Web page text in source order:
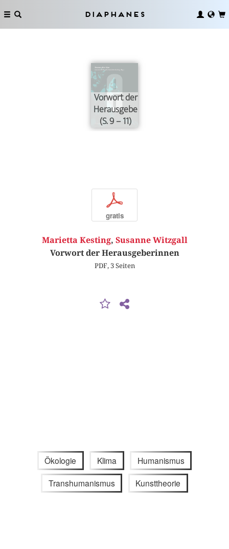
Diaphanes
Vorwort der
Herausgeberinnen
(S. 9 – 11)
p
gratis
Marietta Kesting, Susanne Witzgall
Vorwort der Herausgeberinnen
PDF, 3 Seiten
Ökologie Klima Humanismus
Transhumanismus Kunsttheorie